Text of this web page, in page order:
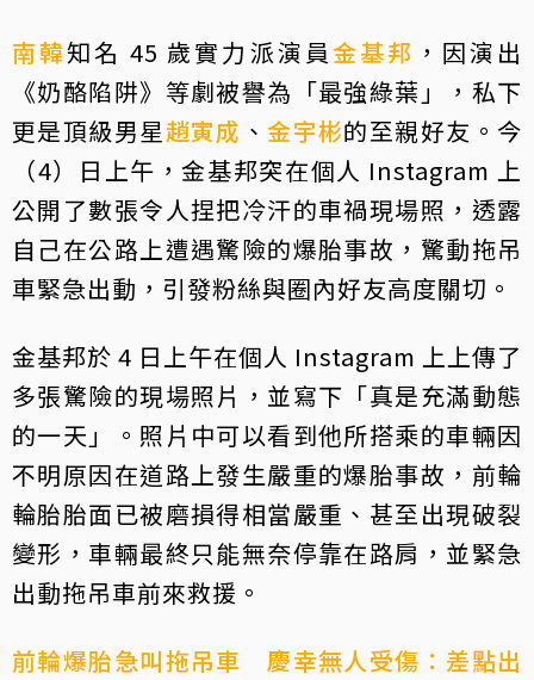
南韓知名 45 歲實力派演員金基邦 ，因演出
《奶酪陷阱》等劇被譽為「最強綠葉」，私下
更是頂級男星趙寅成 、金宇彬的至親好友。今
（4）日上午，金基邦突在個人 Instagram 上
公開了數張令人捏把冷汗的車禍現場照，透露
自己在公路上遭遇驚險的爆胎事故，驚動拖吊
車緊急出動，引發粉絲與圈內好友高度關切。
金基邦於 4 日上午在個人 Instagram 上上傳了
多張驚險的現場照片，並寫下「真是充滿動態
的一天」。照片中可以看到他所搭乘的車輛因
不明原因在道路上發生嚴重的爆胎事故，前輪
輪胎胎面已被磨損得相當嚴重、甚至出現破裂
變形，車輛最終只能無奈停靠在路肩，並緊急
出動拖吊車前來救援。
前輪爆胎急叫拖吊車 慶幸無人受傷：差點出